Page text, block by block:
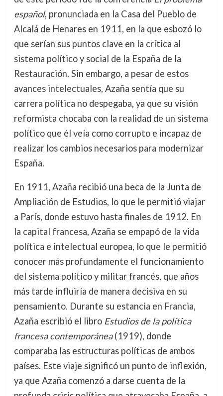
español, pronunciada en la Casa del Pueblo de
Alcalá de Henares en 1911, en la que esbozó lo
que serían sus puntos clave en la crítica al
sistema político y social de la España de la
Restauración. Sin embargo, a pesar de estos
avances intelectuales, Azaña sentía que su
carrera política no despegaba, ya que su visión
reformista chocaba con la realidad de un sistema
político que él veía como corrupto e incapaz de
realizar los cambios necesarios para modernizar
España.
En 1911, Azaña recibió una beca de la Junta de
Ampliación de Estudios, lo que le permitió viajar
a París, donde estuvo hasta finales de 1912. En
la capital francesa, Azaña se empapó de la vida
política e intelectual europea, lo que le permitió
conocer más profundamente el funcionamiento
del sistema político y militar francés, que años
más tarde influiría de manera decisiva en su
pensamiento. Durante su estancia en Francia,
Azaña escribió el libro Estudios de la política
francesa contemporánea(1919), donde
comparaba las estructuras políticas de ambos
países. Este viaje significó un punto de inflexión,
ya que Azaña comenzó a darse cuenta de la